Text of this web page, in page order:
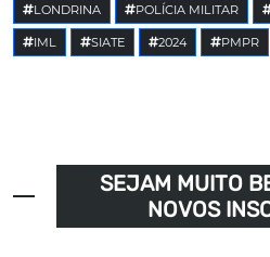
LONDRINA POLÍCIA MILITAR
IML SIATE 2024 PMPR
SEJAM MUITO
NOVOS